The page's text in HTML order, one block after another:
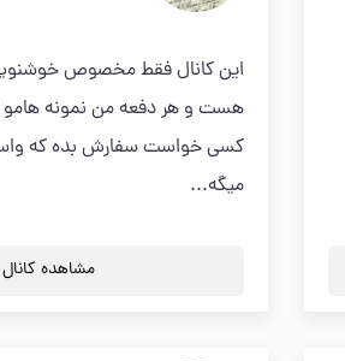
این کانال فقط مخصوص
هست و هر دفعه من نمونه هامو
کسی خواست سفارش بده که
میگه...
مشاهده کانال